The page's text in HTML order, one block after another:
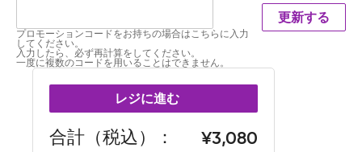
プロモーションコードをお持ちの場合はこちらに入力
してください。
入力したら、必ず再計算をしてください。
一度に複数のコードを用いることはできません。
更新する
レジに進む
合計（税込） 3,080